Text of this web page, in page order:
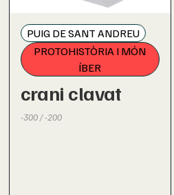
PUIG DE SANT ANDREU
PROTOHISTÒRIA I MÓN
ÍBER
crani clavat
-300 / -200